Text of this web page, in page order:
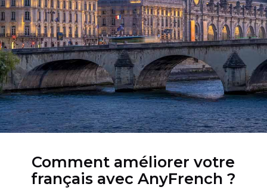
Comment améliorer votre
français avec AnyFrench ?